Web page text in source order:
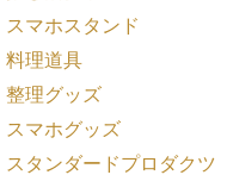
スマホスタンド
料理道具
整理グッズ
スマホグッズ
スタンダードプロダクツ